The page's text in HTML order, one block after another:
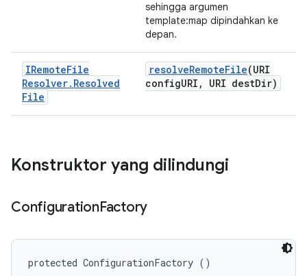
sehingga argumen
template:map dipindahkan ke
depan.
IRemoteFile
Resolver. Resolved
File
resolveRemoteFile(URI
configURI , URI destDir)
Konstruktor yang dilindungi
ConfigurationFactory
protected ConfigurationFactory ()